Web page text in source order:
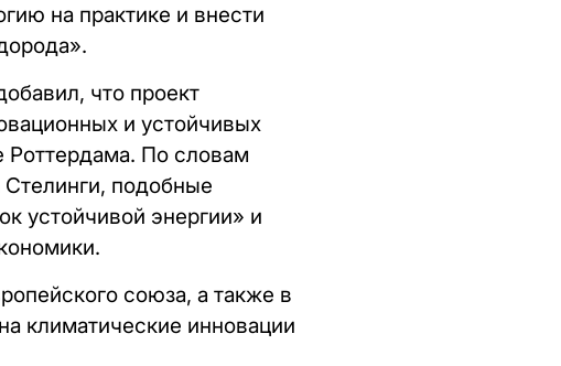
на практике и внести
что проект
и устойчивых
Роттердама. По словам
подобные
устойчивой энергии» и
союза, а также в
климатические инновации